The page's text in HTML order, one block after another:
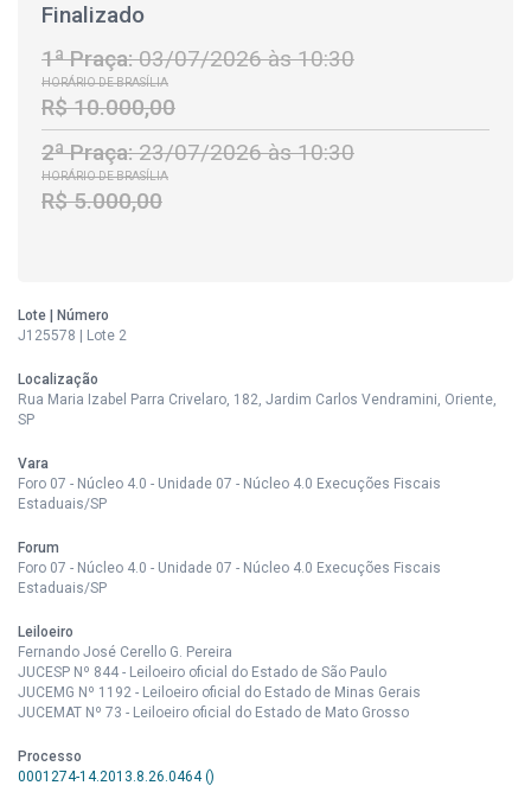
Finalizado
1ª Praça:03/07/2026 às 10:30
HORÁRIO DE BRASÍLIA
R$ 10.000,00
2ª Praça:23/07/2026 às 10:30
HORÁRIO DE BRASÍLIA
R$ 5.000,00
Lote | Número
J125578 | Lote 2
Localização
Rua Maria Izabel Parra Crivelaro, 182, Jardim Carlos Vendramini, Oriente,
SP
Vara
Foro 07 - Núcleo 4.0 - Unidade 07 - Núcleo 4.0 Execuções Fiscais
Estaduais/SP
Forum
Foro 07 - Núcleo 4.0 - Unidade 07 - Núcleo 4.0 Execuções Fiscais
Estaduais/SP
Leiloeiro
Fernando José Cerello G. Pereira
JUCESP Nº 844 - Leiloeiro oficial do Estado de São Paulo
JUCEMG Nº 1192 - Leiloeiro oficial do Estado de Minas Gerais
JUCEMAT Nº 73 - Leiloeiro oficial do Estado de Mato Grosso
Processo
0001274-14.2013.8.26.0464 ()